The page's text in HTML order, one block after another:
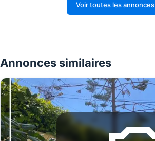
Voir toutes les annonces
Annonces similaires